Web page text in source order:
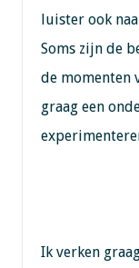
luister ook
Soms zijn de
de momenten
graag een
Ik verken